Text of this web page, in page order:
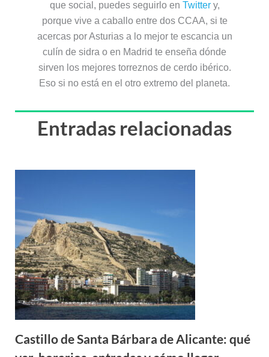
que social, puedes seguirlo en Twittery,
porque vive a caballo entre dos CCAA, si te
acercas por Asturias a lo mejor te escancia un
culín de sidra o en Madrid te enseña dónde
sirven los mejores torreznos de cerdo ibérico.
Eso si no está en el otro extremo del planeta.
Entradas relacionadas
Castillo de Santa Bárbara de Alicante: qué